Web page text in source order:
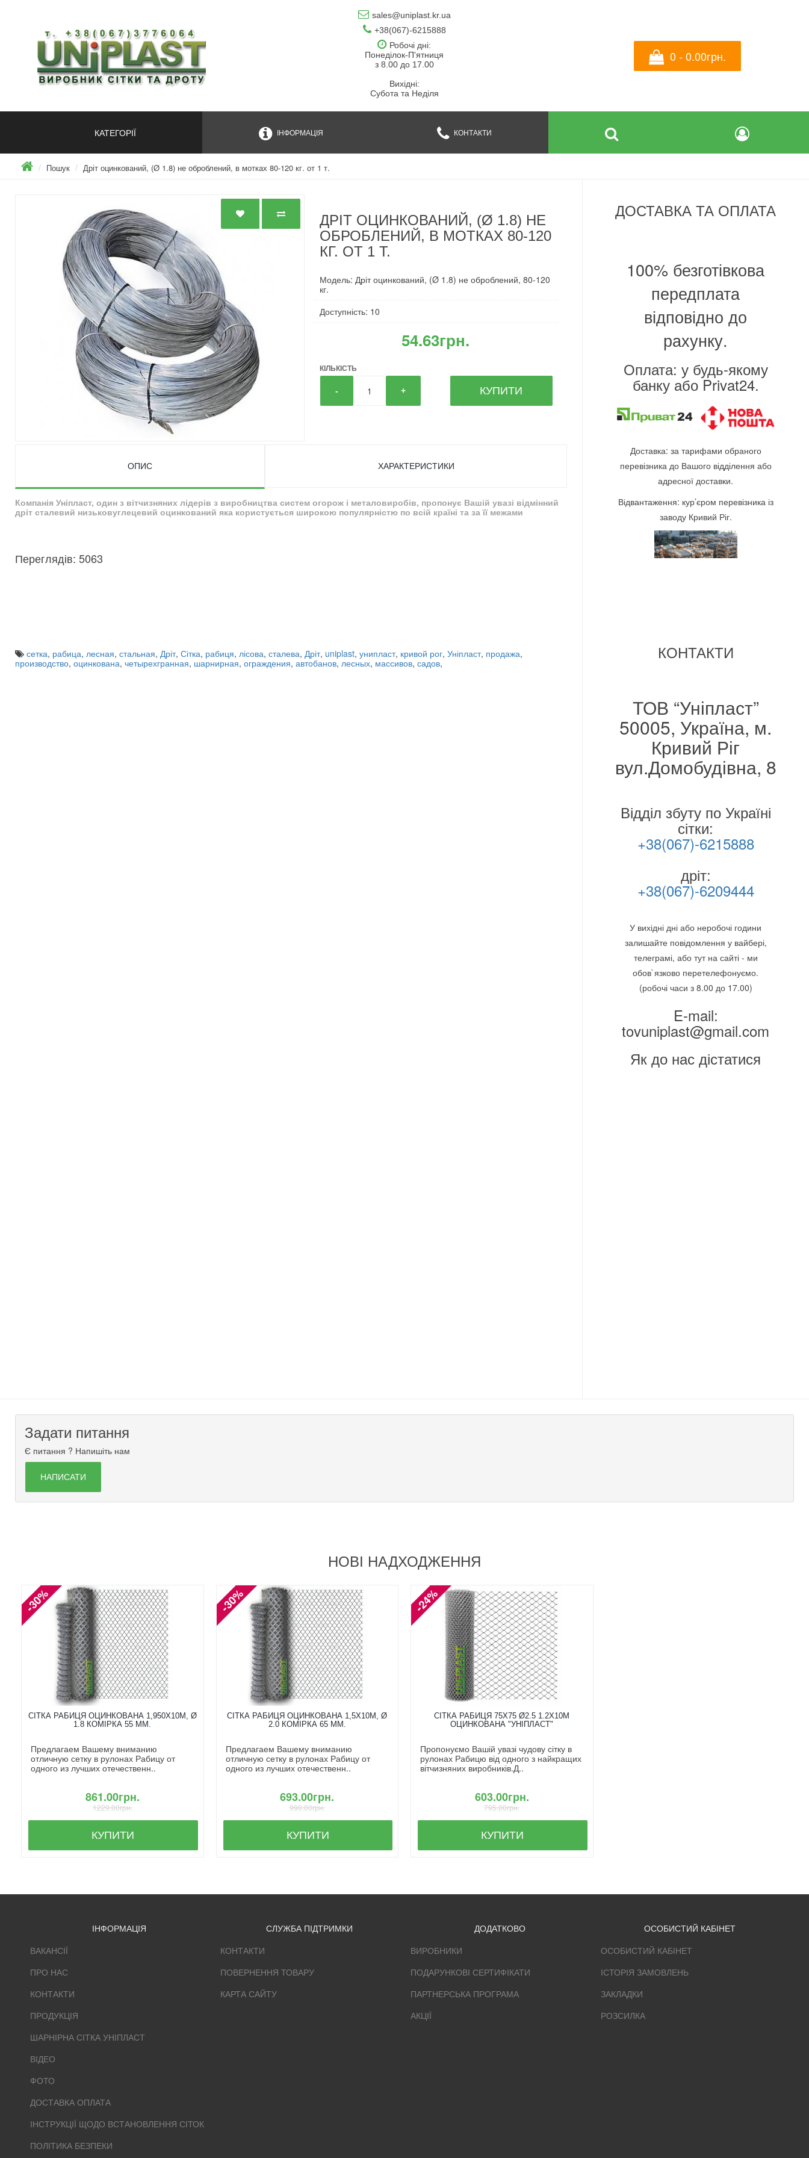
sales@uniplast.kr.ua
+38(067)-6215888
Робочі дні:
Понеділок-П'ятниця
з 8.00 до 17.00
Вихідні:
Субота та Неділя
0 - 0.00грн.
КАТЕГОРІЇ ІНФОРМАЦІЯ КОНТАКТИ
Пошук Дріт оцинкований, (Ø 1.8) не оброблений, в мотках 80-120 кг. от 1 т.
ДРІТ ОЦИНКОВАНИЙ, (Ø 1.8) НЕ
ОБРОБЛЕНИЙ, В МОТКАХ 80-120
КГ. ОТ 1 Т.
Модель: Дріт оцинкований, (Ø 1.8) не оброблений, 80-120
кг.
Доступність: 10
54.63грн.
КІЛЬКІСТЬ
- + КУПИТИ
ОПИС ХАРАКТЕРИСТИКИ
Компанія Уніпласт, один з вітчизняних лідерів з виробництва систем огорож і металовиробів, пропонує Вашій увазі відмінний
дріт сталевий низьковуглецевий оцинкований яка користується широкою популярністю по всій країні та за її межами
Переглядів: 5063
сетка, рабица, лесная, стальная, Дріт, Сітка, рабиця, лісова, сталева, Дріт, uniplast, унипласт, кривой рог, Уніпласт, продажа,
производство, оцинкована, четырехгранная, шарнирная, ограждения, автобанов, лесных, массивов, садов,
ДОСТАВКА ТА ОПЛАТА
100% безготівкова
передплата
відповідно до
рахунку.
Оплата: у будь-якому
банку або Privat24.
Доставка: за тарифами обраного
перевізника до Вашого відділення або
адресної доставки.
Відвантаження: кур’єром перевізника із
заводу Кривий Ріг.
КОНТАКТИ
ТОВ “Уніпласт”
50005, Україна, м.
Кривий Ріг
вул.Домобудівна, 8
Відділ збуту по Україні
сітки:
+38(067)-6215888
дріт:
+38(067)-6209444
У вихідні дні або неробочі години
залишайте повідомлення у вайбері,
телеграмі, або тут на сайті - ми
обов`язково перетелефонуємо.
(робочі часи з 8.00 до 17.00)
E-mail:
tovuniplast@gmail.com
Як до нас дістатися
Задати питання
Є питання ? Напишіть нам
НАПИСАТИ
НОВІ НАДХОДЖЕННЯ
-30%
СІТКА РАБИЦЯ ОЦИНКОВАНА 1,950X10М, Ø
1.8 КОМІРКА 55 ММ.
Предлагаем Вашему вниманию
отличную сетку в рулонах Рабицу от
одного из лучших отечественн..
861.00грн.
1229.00грн.
КУПИТИ
-30%
СІТКА РАБИЦЯ ОЦИНКОВАНА 1,5X10М, Ø
2.0 КОМІРКА 65 ММ.
Предлагаем Вашему вниманию
отличную сетку в рулонах Рабицу от
одного из лучших отечественн..
693.00грн.
990.00грн.
КУПИТИ
-24%
СІТКА РАБИЦЯ 75Х75 Ø2.5 1.2Х10М
ОЦИНКОВАНА "УНІПЛАСТ"
Пропонуємо Вашій увазі чудову сітку в
рулонах Рабицю від одного з найкращих
вітчизняних виробників.Д..
603.00грн.
795.00грн.
КУПИТИ
ІНФОРМАЦІЯ
ВАКАНСІЇ
ПРО НАС
КОНТАКТИ
ПРОДУКЦІЯ
ШАРНІРНА СІТКА УНІПЛАСТ
ВІДЕО
ФОТО
ДОСТАВКА ОПЛАТА
ІНСТРУКЦІЇ ЩОДО ВСТАНОВЛЕННЯ СІТОК
ПОЛІТИКА БЕЗПЕКИ
СЛУЖБА ПІДТРИМКИ
КОНТАКТИ
ПОВЕРНЕННЯ ТОВАРУ
КАРТА САЙТУ
ДОДАТКОВО
ВИРОБНИКИ
ПОДАРУНКОВІ СЕРТИФІКАТИ
ПАРТНЕРСЬКА ПРОГРАМА
АКЦІЇ
ОСОБИСТИЙ КАБІНЕТ
ОСОБИСТИЙ КАБІНЕТ
ІСТОРІЯ ЗАМОВЛЕНЬ
ЗАКЛАДКИ
РОЗСИЛКА